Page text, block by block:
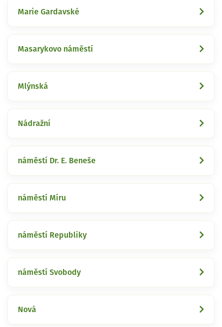
Marie Gardavské
Masarykovo náměstí
Mlýnská
Nádražní
náměstí Dr. E. Beneše
náměstí Míru
náměstí Republiky
náměstí Svobody
Nová